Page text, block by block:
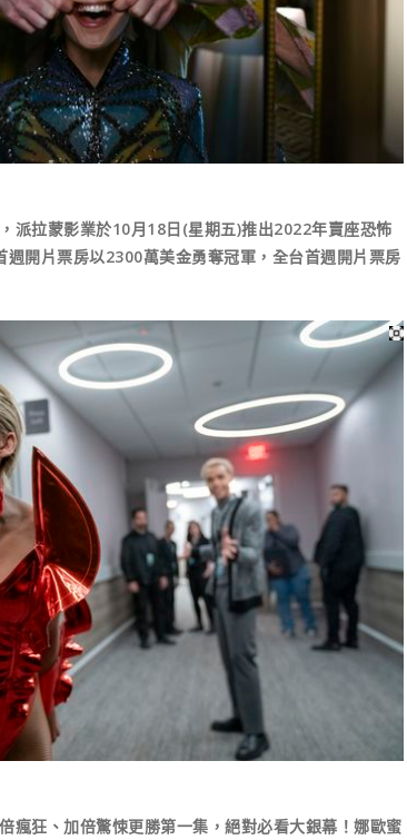
派拉蒙影業於10月18日(星期五)推出2022年賣座恐怖
開片票房以2300萬美金勇奪冠軍，全台首週開片票房
瘋狂、加倍驚悚更勝第一集，絕對必看大銀幕！娜歐蜜